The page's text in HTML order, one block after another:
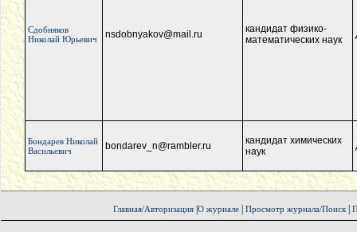
Сдобняков
Николай Юрьевич
nsdobnyakov@mail.ru
кандидат физико-
математических наук
Бондарев Николай
Васильевич
bondarev_n@rambler.ru
кандидат химических
наук
Главная/Авторизация| О журнале| Просмотр журнала/Поиск|